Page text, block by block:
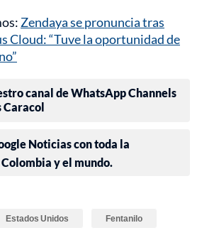
Zendaya se pronuncia tras
Cloud: “Tuve la oportunidad de
canal de WhatsApp Channels
Caracol
Noticias con toda la
y el mundo.
Estados Unidos Fentanilo